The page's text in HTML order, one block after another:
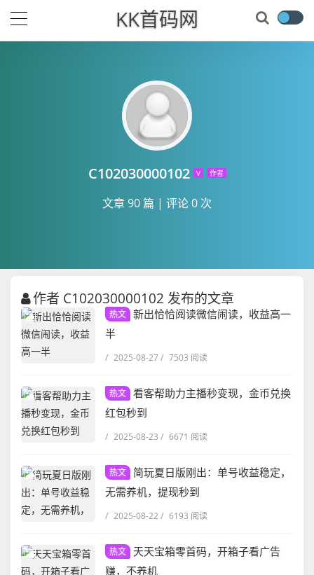
KK首码网
C102030000102 V 作者
文章 90 篇 | 评论 0 次
作者 C102030000102 发布的文章
热文 新出恰恰阅读微信闹读，收益高一
半
/ 2025-08-27/ 7503 阅读
热文 看客帮助力主播秒变现，金币兑换
红包秒到
/ 2025-08-23 / 6671 阅读
热文
简玩夏日版刚出：单号收益稳定，
无需养机，提现秒到
/ 2025-08-22 / 6193 阅读
热文
天天宝箱零首码，开箱子看广告
赚，不养机